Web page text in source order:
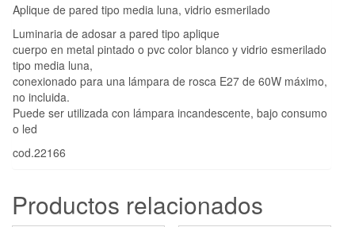
Aplique de pared tipo media luna, vidrio esmerilado
Luminaria de adosar a pared tipo aplique
cuerpo en metal pintado o pvc color blanco y vidrio esmerilado
tipo media luna,
conexionado para una lámpara de rosca E27 de 60W máximo,
no incluida.
Puede ser utilizada con lámpara incandescente, bajo consumo
o led
cod.22166
Productos relacionados